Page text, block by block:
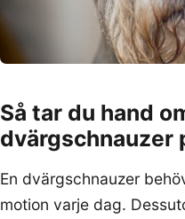
Så tar du hand
dvärgschnauzer
En dvärgschnauzer
motion varje dag.